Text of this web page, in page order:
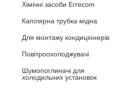
Хімічні засоби Errecom
Капілярна трубка мідна
Для монтажу кондиціонерів
Повітроохолоджувачі
Шумопоглиначі для
холодильних установок